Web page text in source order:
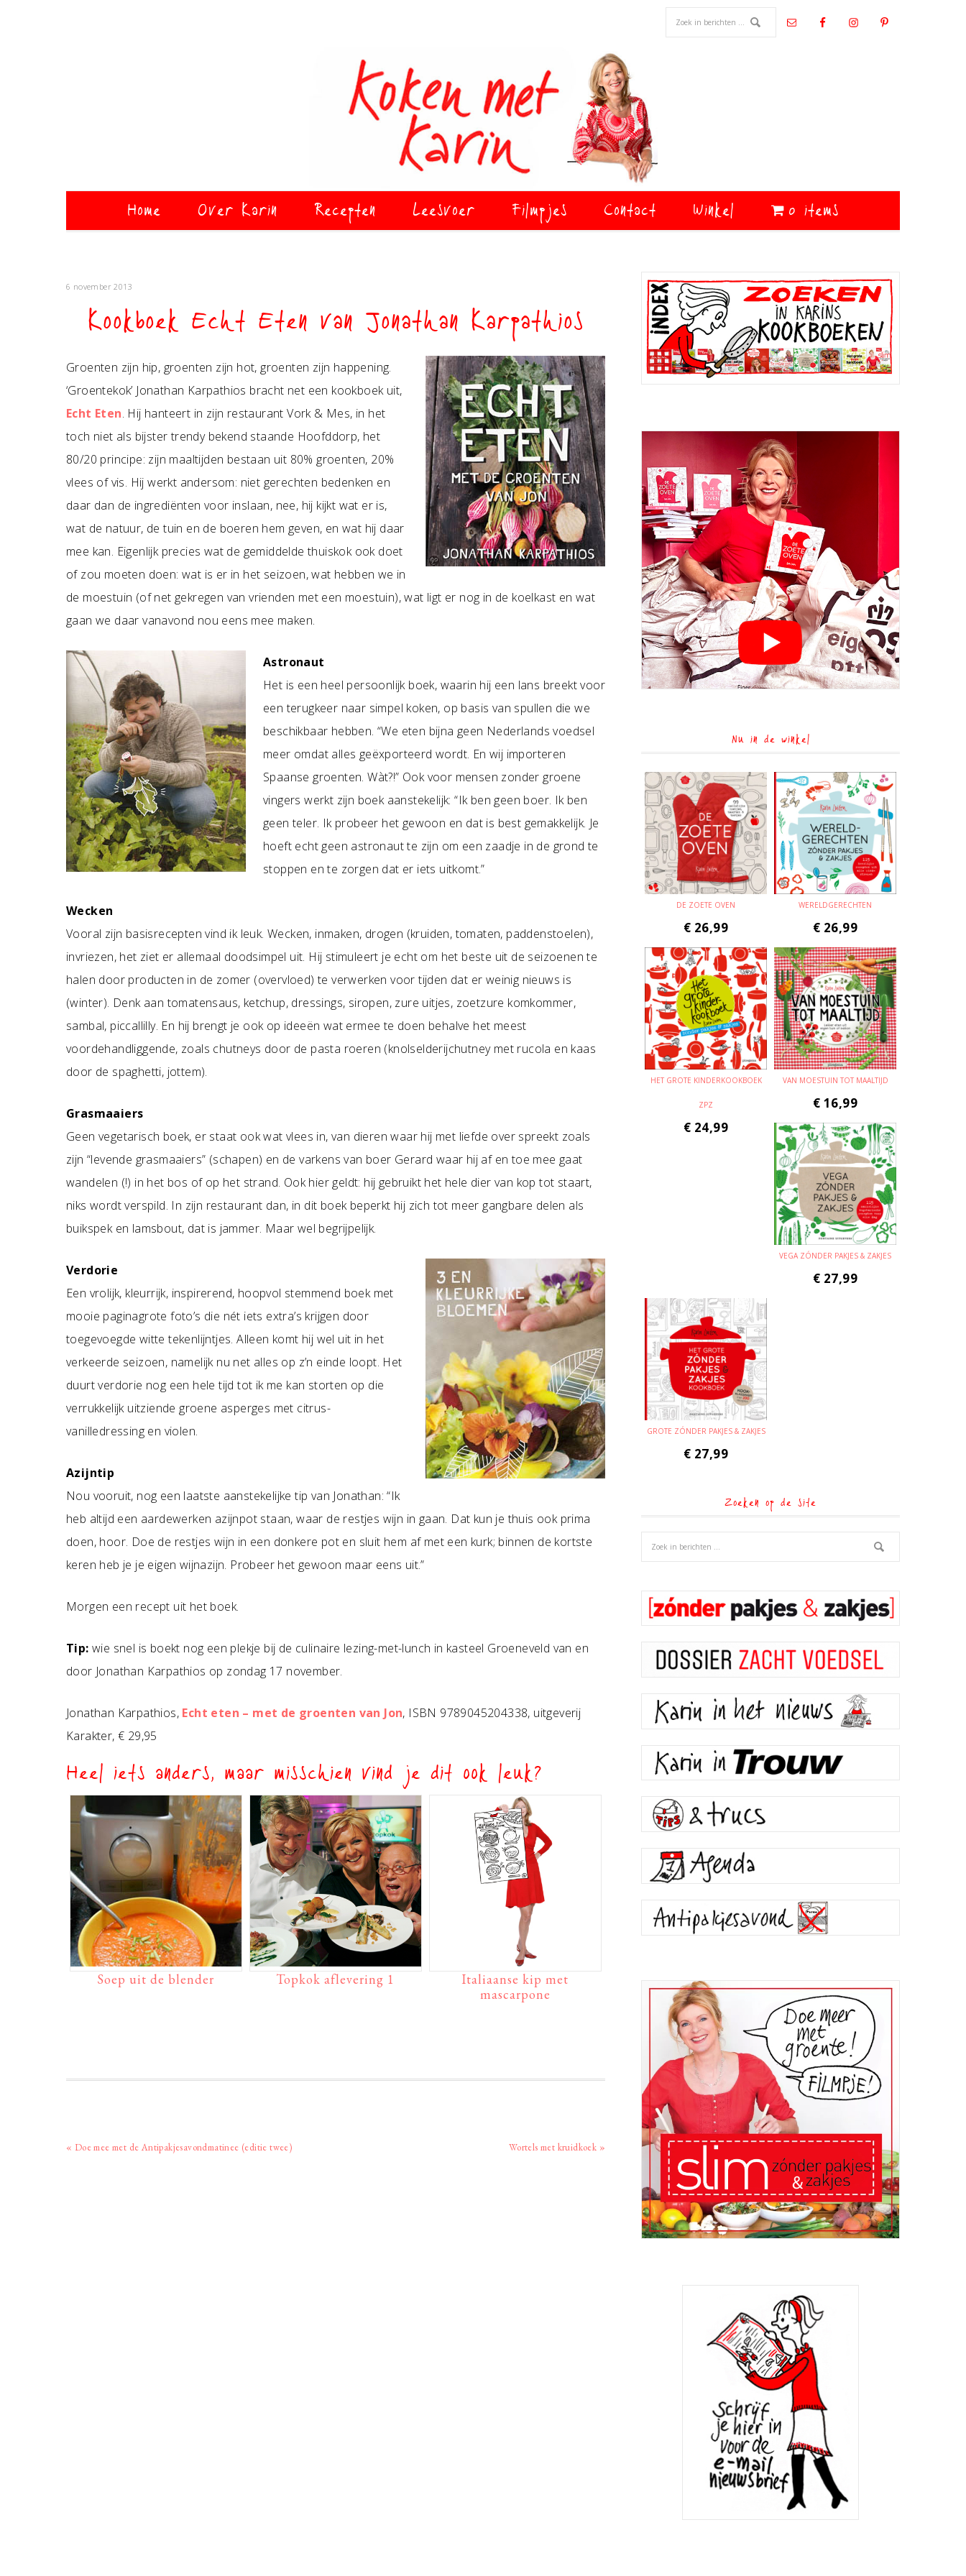
Home Over Karin Recepten Leesvoer Filmpjes Contact Winkel 0 items
6 november 2013
Kookboek Echt Eten van Jonathan Karpathios
Groenten zijn hip, groenten zijn hot, groenten zijn happening.
‘Groentekok’ Jonathan Karpathios bracht net een kookboek uit,
Echt Eten. Hij hanteert in zijn restaurant Vork & Mes, in het
toch niet als bijster trendy bekend staande Hoofddorp, het
80/20 principe: zijn maaltijden bestaan uit 80% groenten, 20%
vlees of vis. Hij werkt andersom: niet gerechten bedenken en
daar dan de ingrediënten voor inslaan, nee, hij kijkt wat er is,
wat de natuur, de tuin en de boeren hem geven, en wat hij daar
mee kan. Eigenlijk precies wat de gemiddelde thuiskok ook doet
of zou moeten doen: wat is er in het seizoen, wat hebben we in
de moestuin (of net gekregen van vrienden met een moestuin), wat ligt er nog in de koelkast en wat
gaan we daar vanavond nou eens mee maken.
Astronaut
Het is een heel persoonlijk boek, waarin hij een lans breekt voor
een terugkeer naar simpel koken, op basis van spullen die we
beschikbaar hebben. “We eten bijna geen Nederlands voedsel
meer omdat alles geëxporteerd wordt. En wij importeren
Spaanse groenten. Wàt?!” Ook voor mensen zonder groene
vingers werkt zijn boek aanstekelijk: “Ik ben geen boer. Ik ben
geen teler. Ik probeer het gewoon en dat is best gemakkelijk. Je
hoeft echt geen astronaut te zijn om een zaadje in de grond te
stoppen en te zorgen dat er iets uitkomt.”
Wecken
Vooral zijn basisrecepten vind ik leuk. Wecken, inmaken, drogen (kruiden, tomaten, paddenstoelen),
invriezen, het ziet er allemaal doodsimpel uit. Hij stimuleert je echt om het beste uit de seizoenen te
halen door producten in de zomer (overvloed) te verwerken voor tijden dat er weinig nieuws is
(winter). Denk aan tomatensaus, ketchup, dressings, siropen, zure uitjes, zoetzure komkommer,
sambal, piccallilly. En hij brengt je ook op ideeën wat ermee te doen behalve het meest
voordehandliggende, zoals chutneys door de pasta roeren (knolselderijchutney met rucola en kaas
door de spaghetti, jottem).
Grasmaaiers
Geen vegetarisch boek, er staat ook wat vlees in, van dieren waar hij met liefde over spreekt zoals
zijn “levende grasmaaiers” (schapen) en de varkens van boer Gerard waar hij af en toe mee gaat
wandelen (!) in het bos of op het strand. Ook hier geldt: hij gebruikt het hele dier van kop tot staart,
niks wordt verspild. In zijn restaurant dan, in dit boek beperkt hij zich tot meer gangbare delen als
buikspek en lamsbout, dat is jammer. Maar wel begrijpelijk.
Verdorie
Een vrolijk, kleurrijk, inspirerend, hoopvol stemmend boek met
mooie paginagrote foto’s die nét iets extra’s krijgen door
toegevoegde witte tekenlijntjes. Alleen komt hij wel uit in het
verkeerde seizoen, namelijk nu net alles op z’n einde loopt. Het
duurt verdorie nog een hele tijd tot ik me kan storten op die
verrukkelijk uitziende groene asperges met citrus-
vanilledressing en violen.
Azijntip
Nou vooruit, nog een laatste aanstekelijke tip van Jonathan: “Ik
heb altijd een aardewerken azijnpot staan, waar de restjes wijn in gaan. Dat kun je thuis ook prima
doen, hoor. Doe de restjes wijn in een donkere pot en sluit hem af met een kurk; binnen de kortste
keren heb je je eigen wijnazijn. Probeer het gewoon maar eens uit.”
Morgen een recept uit het boek.
Tip: wie snel is boekt nog een plekje bij de culinaire lezing-met-lunch in kasteel Groeneveld van en
door Jonathan Karpathios op zondag 17 november.
Jonathan Karpathios, Echt eten – met de groenten van Jon, ISBN 9789045204338, uitgeverij
Karakter, € 29,95
Heel iets anders, maar misschien vind je dit ook leuk?
Soep uit de blender Topkok aflevering 1
Italiaanse kip met
mascarpone
Vorig
« Doe mee met de Antipakjesavondmatinee (editie twee)
Volgend
Wortels met kruidkoek »
Primaire
Sidebar
Nu in de winkel
DE ZOETE OVEN
€ 26,99
WERELDGERECHTEN
€ 26,99
HET GROTE KINDERKOOKBOEK
ZPZ
€ 24,99
VAN MOESTUIN TOT MAALTIJD
€ 16,99
VEGA ZÓNDER PAKJES & ZAKJES
€ 27,99
GROTE ZÓNDER PAKJES & ZAKJES
€ 27,99
Zoeken op de site